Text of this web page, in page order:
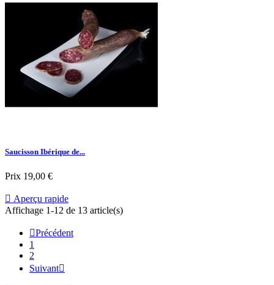
Saucisson Ibérique de...
Prix 19,00 €
 Aperçu rapide
Affichage 1-12 de 13 article(s)
Précédent
1
2
Suivant